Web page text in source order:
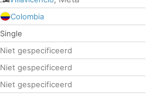
Colombia
Single
Niet gespecificeerd
Niet gespecificeerd
Niet gespecificeerd